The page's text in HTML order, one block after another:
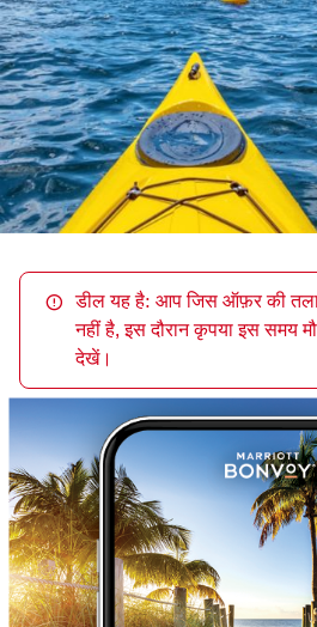
डील यह है: आप जिस ऑफ़र की
नहीं है, इस दौरान कृपया इस समय
देखें।